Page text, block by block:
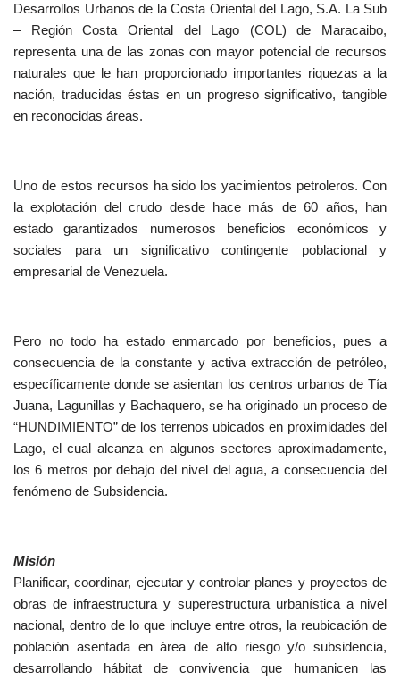
Desarrollos Urbanos de la Costa Oriental del Lago, S.A. La Sub
– Región Costa Oriental del Lago (COL) de Maracaibo,
representa una de las zonas con mayor potencial de recursos
naturales que le han proporcionado importantes riquezas a la
nación, traducidas éstas en un progreso significativo, tangible
en reconocidas áreas.
Uno de estos recursos ha sido los yacimientos petroleros. Con
la explotación del crudo desde hace más de 60 años, han
estado garantizados numerosos beneficios económicos y
sociales para un significativo contingente poblacional y
empresarial de Venezuela.
Pero no todo ha estado enmarcado por beneficios, pues a
consecuencia de la constante y activa extracción de petróleo,
específicamente donde se asientan los centros urbanos de Tía
Juana, Lagunillas y Bachaquero, se ha originado un proceso de
“HUNDIMIENTO” de los terrenos ubicados en proximidades del
Lago, el cual alcanza en algunos sectores aproximadamente,
los 6 metros por debajo del nivel del agua, a consecuencia del
fenómeno de Subsidencia.
Misión
Planificar, coordinar, ejecutar y controlar planes y proyectos de
obras de infraestructura y superestructura urbanística a nivel
nacional, dentro de lo que incluye entre otros, la reubicación de
población asentada en área de alto riesgo y/o subsidencia,
desarrollando hábitat de convivencia que humanicen las